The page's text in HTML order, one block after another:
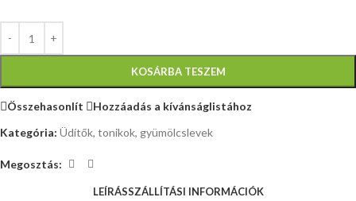
KOSÁRBA TESZEM
Összehasonlít
Hozzáadás a kívánságlistához
Kategória: Üdítők, tonikok, gyümölcslevek
Megosztás:
LEÍRÁSSZÁLLÍTÁSI INFORMÁCIÓK